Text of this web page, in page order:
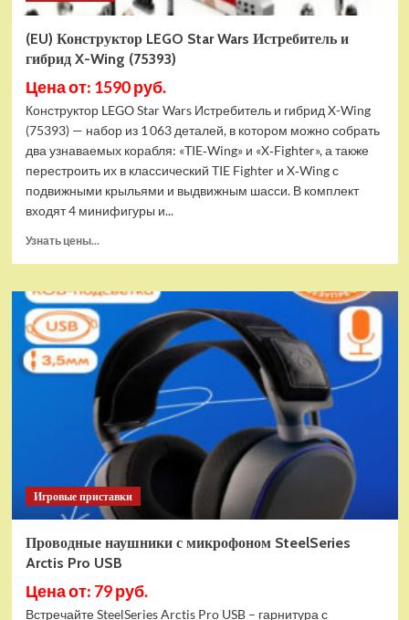
(EU) Конструктор LEGO Star Wars Истребитель и
гибрид X-Wing (75393)
Цена от: 1590 руб.
Конструктор LEGO Star Wars Истребитель и гибрид X-Wing
(75393) — набор из 1 063 деталей, в котором можно собрать
два узнаваемых корабля: «TIE‑Wing» и «X‑Fighter», а также
перестроить их в классический TIE Fighter и X‑Wing с
подвижными крыльями и выдвижным шасси. В комплект
входят 4 минифигуры и...
Узнать цены...
(EU)
Конструктор
LEGO
Star
Wars
Истребитель
и
гибрид
X-
Wing
(75393)
Игровые приставки
Проводные наушники с микрофоном SteelSeries
Arctis Pro USB
Цена от: 79 руб.
Встречайте SteelSeries Arctis Pro USB – гарнитура с